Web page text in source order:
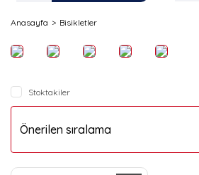
Anasayfa Bisikletler
Stoktakiler